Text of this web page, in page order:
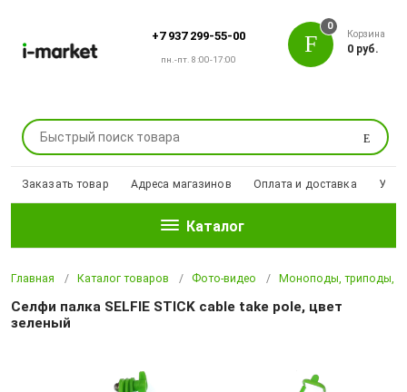
+7 937 299-55-00
пн.-пт. 8:00-17:00
Поиск
0
Корзина
0 руб.
Заказать товар Адреса магазинов Оплата и доставка
Каталог
Главная Каталог товаров Фото-видео Моноподы, триподы,
Селфи палка SELFIE STICK cable take pole, цвет
зеленый